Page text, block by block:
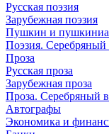
Русская поэзия
Зарубежная поэзия
Пушкин и
Поэзия. Серебряный
Проза
Русская проза
Зарубежная проза
Проза. Серебряный
Автографы
Экономика и